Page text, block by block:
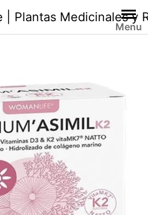
| Plantas Medicinales y
Menu